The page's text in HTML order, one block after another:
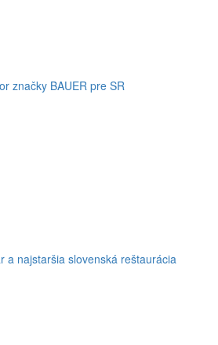
značky BAUER pre SR
a najstaršia slovenská reštaurácia